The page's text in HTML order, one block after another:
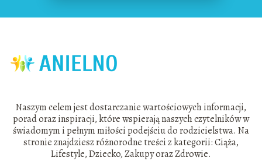
Naszym celem jest dostarczanie wartościowych informacji,
porad oraz inspiracji, które wspierają naszych czytelników w
świadomym i pełnym miłości podejściu do rodzicielstwa. Na
stronie znajdziesz różnorodne treści z kategorii: Ciąża,
Lifestyle, Dziecko, Zakupy oraz Zdrowie.